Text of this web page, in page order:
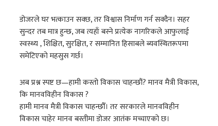
डोजरले घर भत्काउन सक्छ, तर विश्वास निर्माण गर्न सक्दैन। सहर
सुन्दर तब मात्र हुन्छ, जब त्यहाँ बस्ने प्रत्येक नागरिकले आफुलाई
स्वस्थ्य , शिक्षित, सुरक्षित, र सम्मानित हिसाबले ब्यवस्थितरूपमा
समेटिएको महसुस गर्छ।
अब प्रश्न स्पष्ट छ—हामी कस्तो विकास चाहन्छौं? मानव मैत्री विकास,
कि मानवविहीन विकास ?
हामी मानव मैत्री विकास चाहन्छौँ। तर सरकारले मानवविहीन
विकास चाहेर मानव बस्तीमा डोजर आतंक मच्चाएको छ।